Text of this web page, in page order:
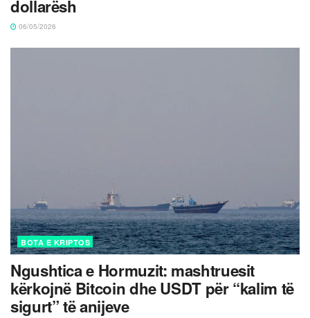
dollarësh
06/05/2026
BOTA E KRIPTOS
Ngushtica e Hormuzit: mashtruesit
kërkojnë Bitcoin dhe USDT për “kalim të
sigurt” të anijeve